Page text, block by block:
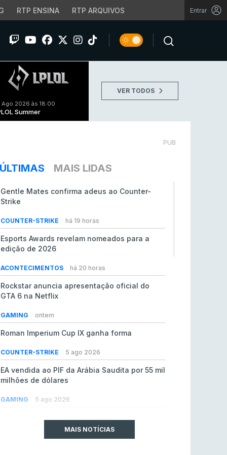
RTP ENSINA RTP ARQUIVOS Entrar
Ago 2026 às 18:00
Summer
VER TODOS
PUB
ÚLTIMAS MAIS LIDAS
Gentle Mates confirma adeus ao Counter-
Strike
COUNTER-STRIKE há 19 horas
Esports Awards revelam nomeados para a
edição de 2026
ACONTECIMENTOS há 20 horas
Rockstar anuncia apresentação oficial do
GTA 6 na Netflix
GAMING ontem
Roman Imperium Cup IX ganha forma
COUNTER-STRIKE 5 ago 2026
EA vendida ao PIF da Arábia Saudita por 55 mil
milhões de dólares
GAMING 5 ago 2026
MAIS NOTÍCIAS